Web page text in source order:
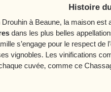
Histoire
à Beaune, la maison est
dans les plus belles
s’engage pour le respect de
vignobles. Les vinifications
cuvée, comme ce